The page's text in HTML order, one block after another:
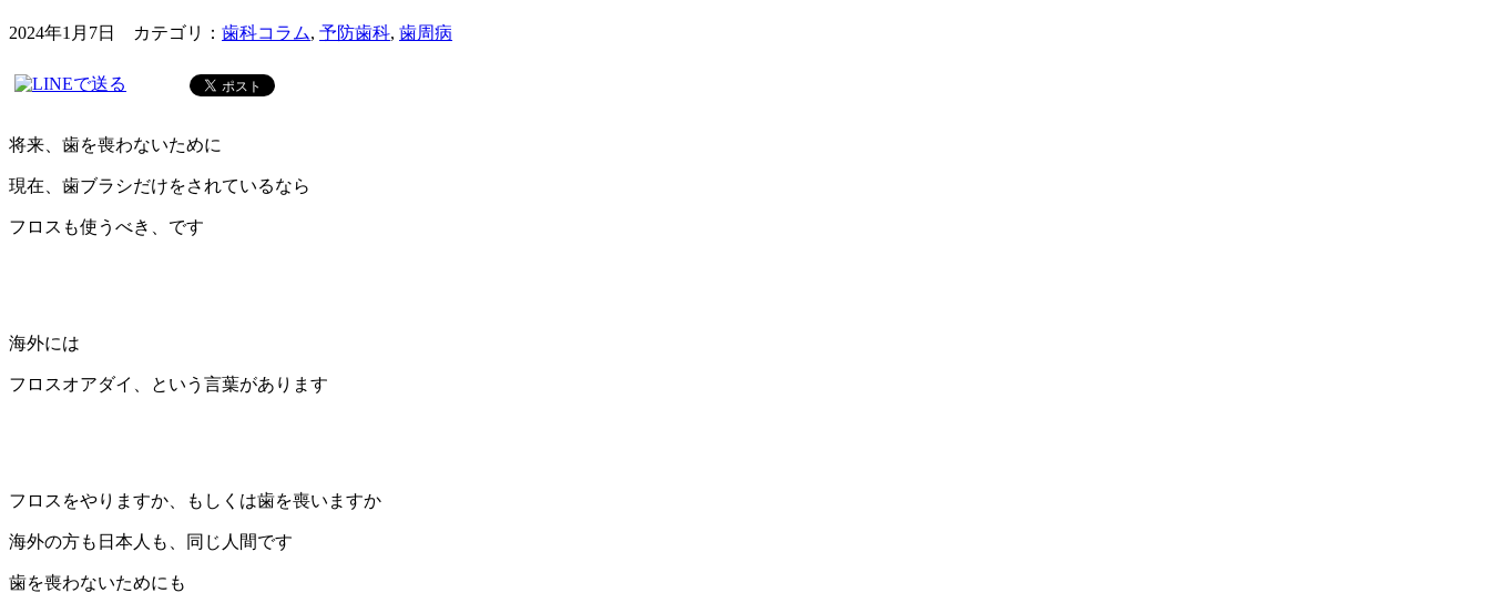
2024年1月7日 カテゴリ： 歯科コラム, 予防歯科, 歯周病
将来、歯を喪わないために
現在、歯ブラシだけをされているなら
フロスも使うべき、です
海外には
フロスオアダイ、という言葉があります
フロスをやりますか、もしくは歯を喪いますか
海外の方も日本人も、同じ人間です
歯を喪わないためにも